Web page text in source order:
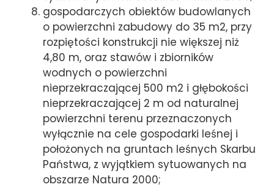
gospodarczych obiektów budowlanych
o powierzchni zabudowy do 35 m2, przy
rozpiętości konstrukcji nie większej niż
4,80 m, oraz stawów i zbiorników
wodnych o powierzchni
nieprzekraczającej 500 m2 i głębokości
nieprzekraczającej 2 m od naturalnej
powierzchni terenu przeznaczonych
wyłącznie na cele gospodarki leśnej i
położonych na gruntach leśnych Skarbu
Państwa, z wyjątkiem sytuowanych na
obszarze Natura 2000;